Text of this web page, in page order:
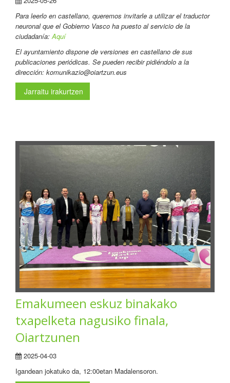
Para leerlo en castellano, queremos invitarle a utilizar el traductor
neuronal que el Gobierno Vasco ha puesto al servicio de la
ciudadanía: Aquí
El ayuntamiento dispone de versiones en castellano de sus
publicaciones periódicas. Se pueden recibir pidiéndolo a la
dirección: komunikazio@oiartzun.eus
Jarraitu irakurtzen
Emakumeen eskuz binakako
txapelketa nagusiko finala,
Oiartzunen
2025-04-03
Igandean jokatuko da, 12:00etan Madalensoron.